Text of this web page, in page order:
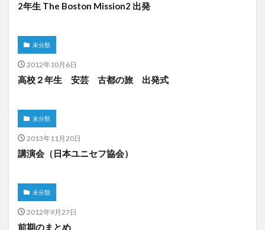
2年生 The Boston Mission2 出発
未分類
2012年10月6日
高校２年生 安芸 古都の旅 出発式
未分類
2013年11月20日
講演会（日本ユニセフ協会）
未分類
2012年9月27日
前期のまとめ